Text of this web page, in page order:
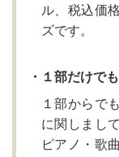
ル、税込価
ズです。
・１部だけで
１部からで
に関しまし
ピアノ・歌